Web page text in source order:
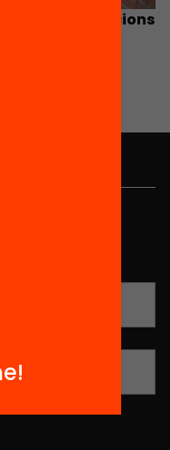
bones intencions
who already
projects for